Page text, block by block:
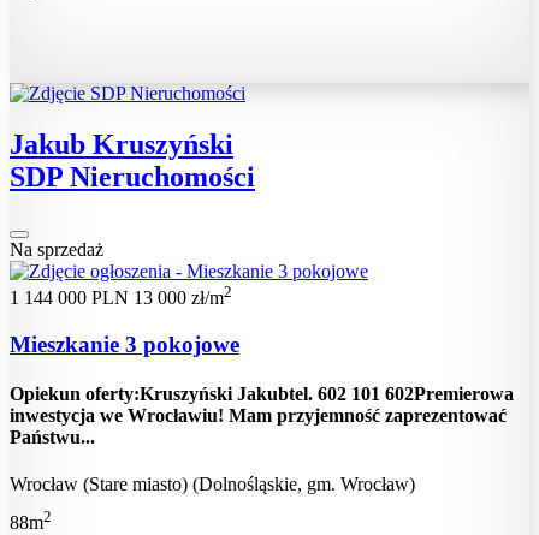
Jakub Kruszyński
SDP Nieruchomości
Na sprzedaż
1 144 000 PLN 13 000 zł/m2
Mieszkanie 3 pokojowe
Opiekun oferty:Kruszyński Jakubtel. 602 101 602Premierowa
inwestycja we Wrocławiu! Mam przyjemność zaprezentować
Państwu...
Wrocław (Stare miasto) (Dolnośląskie, gm. Wrocław)
88m2